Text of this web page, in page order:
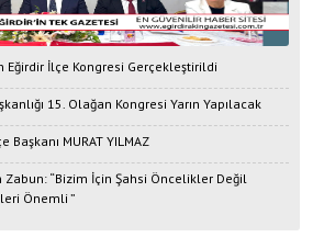
Eğirdir İlçe Kongresi Gerçekleştirildi
15. Olağan Kongresi Yarın Yapılacak
Başkanı MURAT YILMAZ
“Bizim İçin Şahsi Öncelikler Değil
Önemli ”